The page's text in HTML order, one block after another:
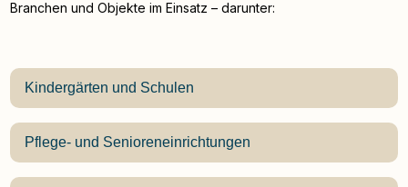
Branchen und Objekte im Einsatz – darunter:
Kindergärten und Schulen
Pflege- und Senioreneinrichtungen